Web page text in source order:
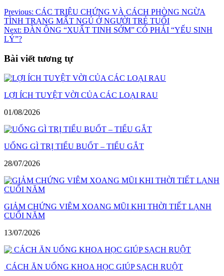
Điều
hướng
bài
viết
Previous: CÁC TRIỆU CHỨNG VÀ CÁCH PHÒNG NGỪA
TÌNH TRẠNG MẤT NGỦ Ở NGƯỜI TRẺ TUỔI
Next: ĐÀN ÔNG “XUẤT TINH SỚM” CÓ PHẢI “YẾU SINH
LÝ”?
Bài viết tương tự
LỢI ÍCH TUYỆT VỜI CỦA CÁC LOẠI RAU
01/08/2026
UỐNG GÌ TRỊ TIỂU BUỐT – TIỂU GẮT
28/07/2026
GIẢM CHỨNG VIÊM XOANG MŨI KHI THỜI TIẾT LẠNH
CUỐI NĂM
13/07/2026
CÁCH ĂN UỐNG KHOA HỌC GIÚP SẠCH RUỘT